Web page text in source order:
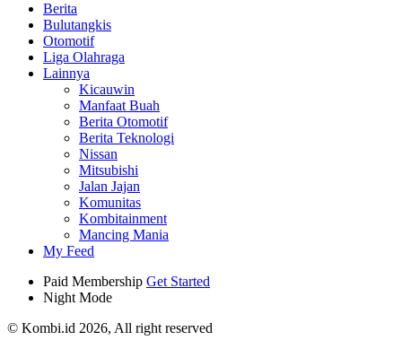
Berita
Bulutangkis
Otomotif
Liga Olahraga
Lainnya
Kicauwin
Manfaat Buah
Berita Otomotif
Berita Teknologi
Nissan
Mitsubishi
Jalan Jajan
Komunitas
Kombitainment
Mancing Mania
My Feed
Paid Membership Get Started
Night Mode
© Kombi.id 2026, All right reserved